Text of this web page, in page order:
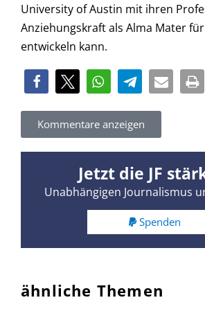
University of Austin mit ihren
Anziehungskraft als Alma Mater
entwickeln kann.
Kommentare anzeigen
Jetzt die JF
Unabhängigen Journalismus
Spenden
ähnliche Themen